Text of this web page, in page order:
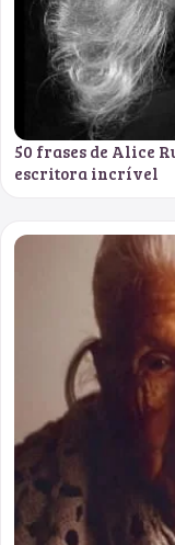
50 frases de Alice
escritora incrível